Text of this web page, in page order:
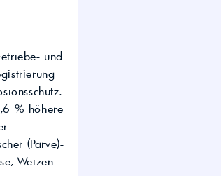
CLP –
für schwere
und
% höhere
(Parve)-
Weizen